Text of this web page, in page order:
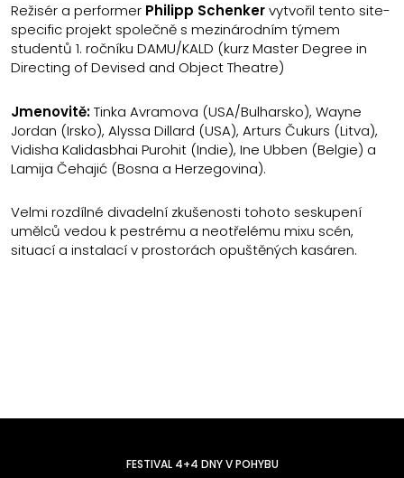
Režisér a performer Philipp Schenkervytvořil tento site-
specific projekt společně s mezinárodním týmem
studentů 1. ročníku DAMU/KALD (kurz Master Degree in
Directing of Devised and Object Theatre)
Jmenovitě:Tinka Avramova (USA/Bulharsko), Wayne
Jordan (Irsko), Alyssa Dillard (USA), Arturs Čukurs (Litva),
Vidisha Kalidasbhai Purohit (Indie), Ine Ubben (Belgie) a
Lamija Čehajić (Bosna a Herzegovina).
Velmi rozdílné divadelní zkušenosti tohoto seskupení
umělců vedou k pestrému a neotřelému mixu scén,
situací a instalací v prostorách opuštěných kasáren.
FESTIVAL 4+4 DNY V POHYBU